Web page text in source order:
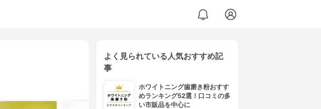
よく見られている人気おすすめ記
事
ホワイトニング歯磨き粉おすす
めランキング52選！口コミの多
い市販品を中心に